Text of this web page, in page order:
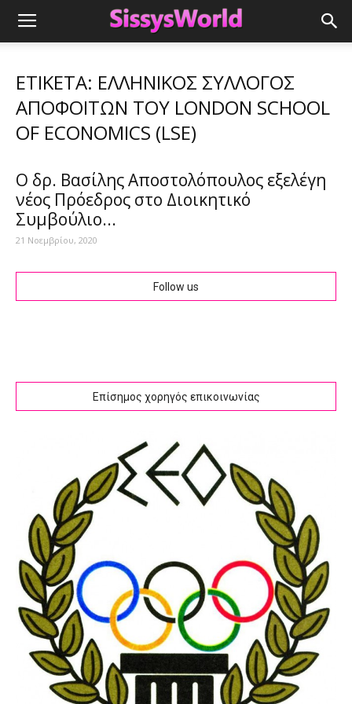
ΕΤΙΚΈΤΑ: ΕΛΛΗΝΙΚΌΣ ΣΎΛΛΟΓΟΣ
ΑΠΟΦΟΊΤΩΝ ΤΟΥ LONDON SCHOOL
OF ECONOMICS (LSE)
Ο δρ. Βασίλης Αποστολόπουλος εξελέγη
νέος Πρόεδρος στο Διοικητικό
Συμβούλιο...
21 Νοεμβρίου, 2020
Follow us
Επίσημος χορηγός επικοινωνίας